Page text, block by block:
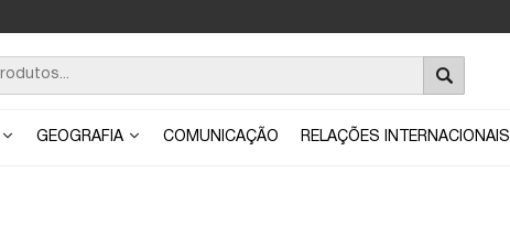
GEOGRAFIA COMUNICAÇÃO RELAÇÕES INTERNACIONAIS